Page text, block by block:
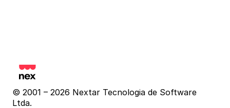
© 2001 – 2026 Nextar Tecnologia de Software
Ltda.